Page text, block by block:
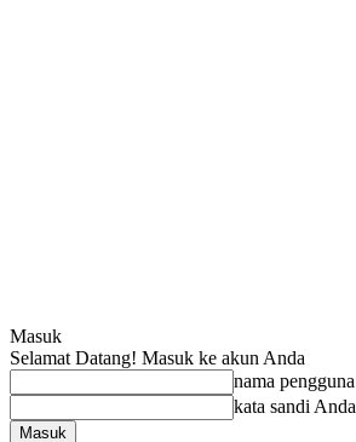
Masuk
Selamat Datang! Masuk ke akun Anda
nama pengguna
kata sandi Anda